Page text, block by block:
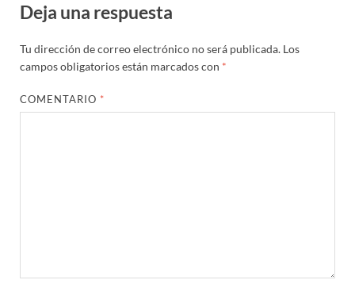
Deja una respuesta
Tu dirección de correo electrónico no será publicada. Los
campos obligatorios están marcados con *
COMENTARIO *